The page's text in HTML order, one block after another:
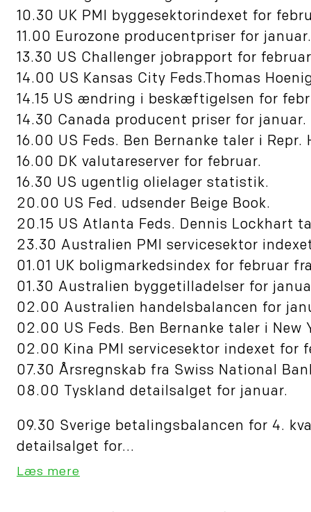
10.30 UK PMI byggesektorindexet for
11.00 Eurozone producentpriser for januar.
13.30 US Challenger jobrapport for
14.00 US Kansas City Feds.Thomas
14.15 US ændring i beskæftigelsen for
14.30 Canada producent priser for januar.
16.00 US Feds. Ben Bernanke taler i Repr.
16.00 DK valutareserver for februar.
16.30 US ugentlig olielager statistik.
20.00 US Fed. udsender Beige Book.
20.15 US Atlanta Feds. Dennis Lockhart
23.30 Australien PMI servicesektor
01.01 UK boligmarkedsindex for februar
01.30 Australien byggetilladelser for
02.00 Australien handelsbalancen for
02.00 US Feds. Ben Bernanke taler i New
02.00 Kina PMI servicesektor indexet for
07.30 Årsregnskab fra Swiss National
08.00 Tyskland detailsalget for januar.
09.30 Sverige betalingsbalancen for 4.
detailsalget for...
Læs mere